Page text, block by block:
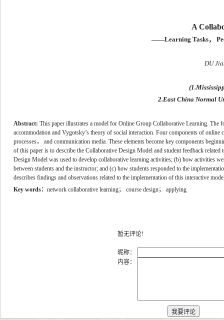
A
——Learning Tasks，
DU
2.East China Normal
Abstract: This paper illustrates a model for Online Group Collaborative Learning. The
accommodation and Vygotsky’s theory of social interaction. Four components of
processes， and communication media. These elements become key components
of this paper is to describe the Collaborative Design Model and student feedback
Design Model was used to develop collaborative learning activities; (b) how activities
between students and the instructor; and (c) how students responded to the
describes findings and observations related to the implementation of this interactive
Key words： network collaborative learning； course design； applying
暂无评论!
昵称：
内容：